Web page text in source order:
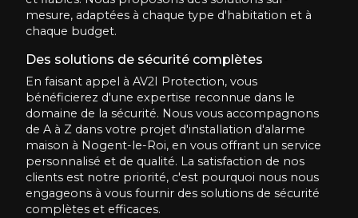
mesure, adaptées à chaque type d'habitation et à
chaque budget.
Des solutions de sécurité complètes
En faisant appel à AV2I Protection, vous
bénéficierez d'une expertise reconnue dans le
domaine de la sécurité. Nous vous accompagnons
de A à Z dans votre projet d'installation d'alarme
maison à Nogent-le-Roi, en vous offrant un service
personnalisé et de qualité. La satisfaction de nos
clients est notre priorité, c'est pourquoi nous nous
engageons à vous fournir des solutions de sécurité
complètes et efficaces.